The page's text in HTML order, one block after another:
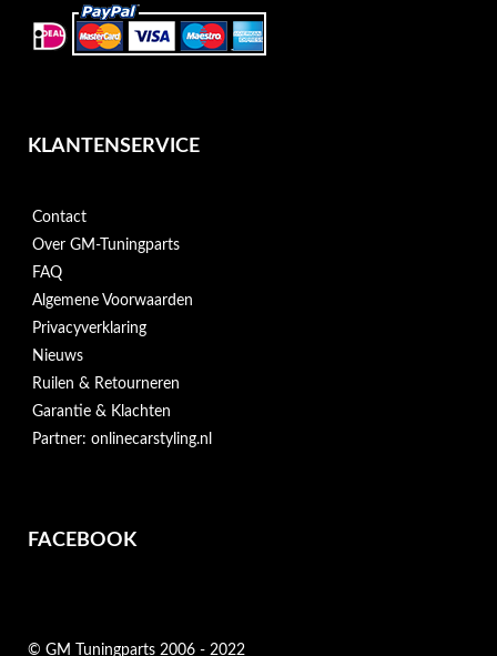
KLANTENSERVICE
Contact
Over GM-Tuningparts
FAQ
Algemene Voorwaarden
Privacyverklaring
Nieuws
Ruilen & Retourneren
Garantie & Klachten
Partner: onlinecarstyling.nl
FACEBOOK
© GM Tuningparts 2006 - 2022